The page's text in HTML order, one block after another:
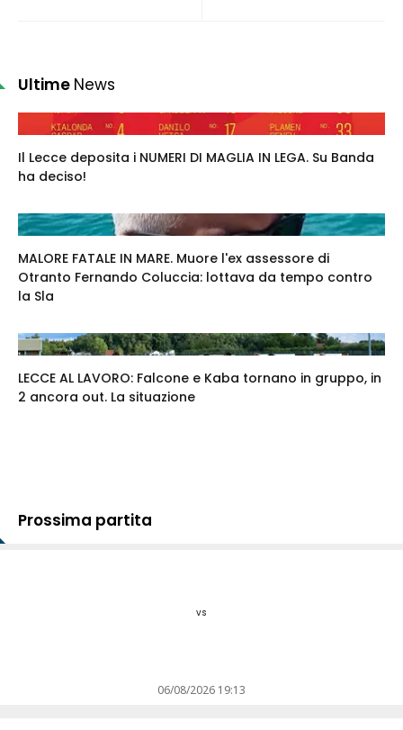
Ultime News
Il Lecce deposita i NUMERI DI MAGLIA IN LEGA. Su Banda
ha deciso!
MALORE FATALE IN MARE. Muore l'ex assessore di
Otranto Fernando Coluccia: lottava da tempo contro
la Sla
LECCE AL LAVORO: Falcone e Kaba tornano in gruppo, in
2 ancora out. La situazione
Prossima partita
vs
06/08/2026 19:13